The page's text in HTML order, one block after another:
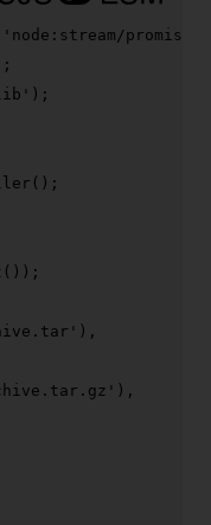
'node:stream/promises'
);
();
());
),
),